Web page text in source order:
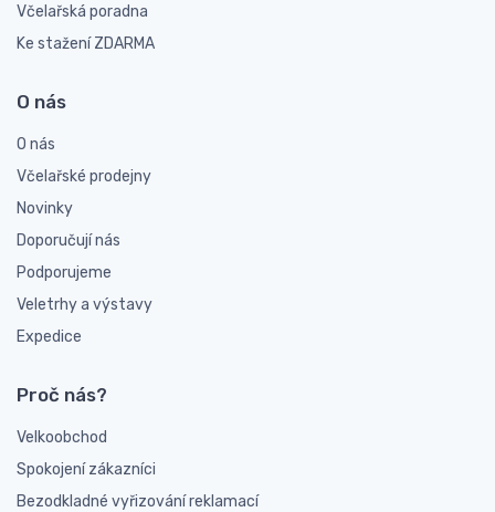
Včelařská poradna
Ke stažení ZDARMA
O nás
O nás
Včelařské prodejny
Novinky
Doporučují nás
Podporujeme
Veletrhy a výstavy
Expedice
Proč nás?
Velkoobchod
Spokojení zákazníci
Bezodkladné vyřizování reklamací